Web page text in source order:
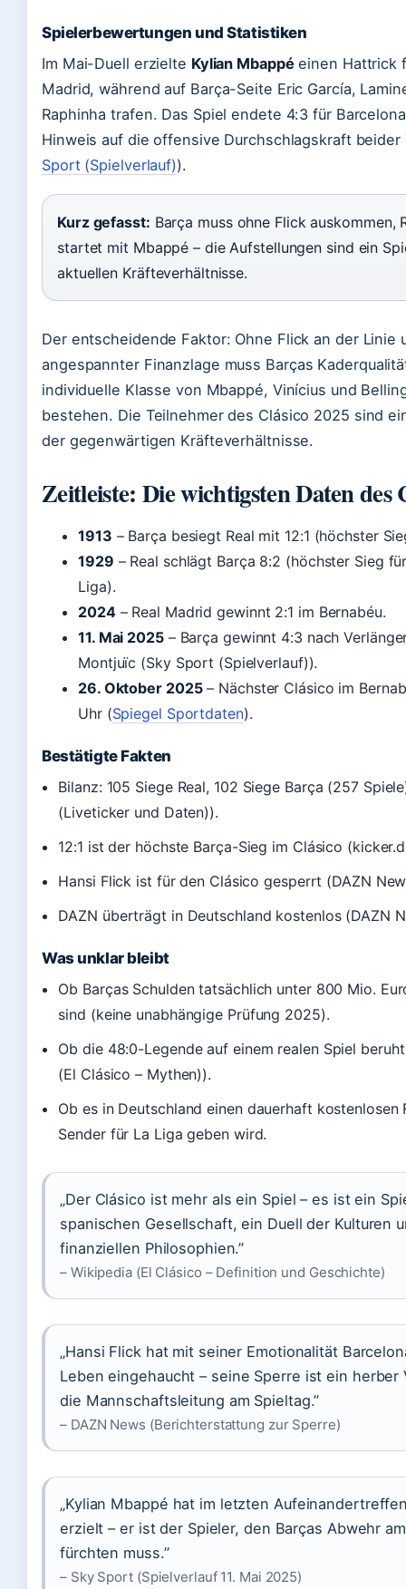
Spielerbewertungen und Statistiken
Im Mai-Duell erzielte Kylian Mbappéeinen Hattrick
Madrid, während auf Barça-Seite Eric García,
Raphinha trafen. Das Spiel endete 4:3 für
Hinweis auf die offensive Durchschlagskraft beider
Sport (Spielverlauf)).
Kurz gefasst: Barça muss ohne Flick auskommen,
startet mit Mbappé – die Aufstellungen sind ein
aktuellen Kräfteverhältnisse.
Der entscheidende Faktor: Ohne Flick an der Linie
angespannter Finanzlage muss Barças
individuelle Klasse von Mbappé, Vinícius und
bestehen. Die Teilnehmer des Clásico 2025 sind
der gegenwärtigen Kräfteverhältnisse.
Zeitleiste: Die wichtigsten Daten des
1913 – Barça besiegt Real mit 12:1 (höchster
1929 – Real schlägt Barça 8:2 (höchster Sieg
Liga).
2024– Real Madrid gewinnt 2:1 im Bernabéu.
11. Mai 2025– Barça gewinnt 4:3 nach
Montjuïc (Sky Sport (Spielverlauf)).
26. Oktober 2025– Nächster Clásico im
Uhr (Spiegel Sportdaten).
Bestätigte Fakten
Bilanz: 105 Siege Real, 102 Siege Barça (257
(Liveticker und Daten)).
12:1 ist der höchste Barça-Sieg im Clásico
Hansi Flick ist für den Clásico gesperrt (DAZN
DAZN überträgt in Deutschland kostenlos (DAZN
Was unklar bleibt
Ob Barças Schulden tatsächlich unter 800 Mio.
sind (keine unabhängige Prüfung 2025).
Ob die 48:0-Legende auf einem realen Spiel
(El Clásico – Mythen)).
Ob es in Deutschland einen dauerhaft kostenlosen
Sender für La Liga geben wird.
„Der Clásico ist mehr als ein Spiel – es ist ein
spanischen Gesellschaft, ein Duell der Kulturen
finanziellen Philosophien.”
– Wikipedia (El Clásico – Definition und Geschichte)
„Hansi Flick hat mit seiner Emotionalität
Leben eingehaucht – seine Sperre ist ein herber
die Mannschaftsleitung am Spieltag.”
– DAZN News (Berichterstattung zur Sperre)
„Kylian Mbappé hat im letzten
erzielt – er ist der Spieler, den Barças Abwehr
fürchten muss.”
– Sky Sport (Spielverlauf 11. Mai 2025)